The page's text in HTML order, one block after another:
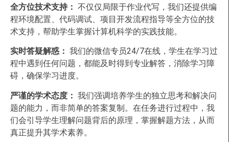
全方位技术支持： 不仅仅局限于作业代写，我们还提供编
程环境配置、代码调试、项目开发流程指导等全方位的技
术支持，帮助学生掌握计算机科学的实践技能。
实时答疑解惑： 我们的微信专员24/7在线，学生在学习过
程中遇到任何问题，都能及时得到专业解答，消除学习障
碍，确保学习进度。
严谨的学术态度： 我们强调培养学生的独立思考和解决问
题的能力，而非简单的答案复制。在任务进行过程中，我
们会引导学生理解问题背后的原理，掌握解题方法，从而
真正提升其学术素养。